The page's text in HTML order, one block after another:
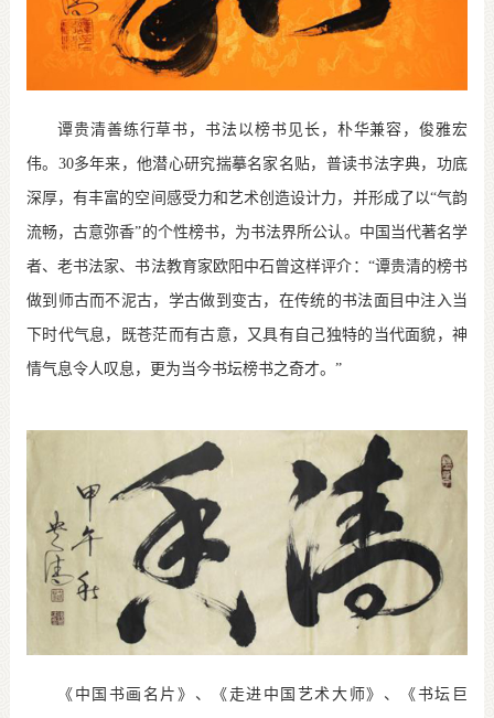
谭贵清善练行草书，书法以榜书见长，朴华兼容，俊雅宏
伟。 30多年来，他潜心研究揣摹名家名贴，普读书法字典，功底
深厚，有丰富的空间感受力和艺术创造设计力，并形成了以“气韵
流畅，古意弥香”的个性榜书，为书法界所公认。中国当代著名学
者、老书法家、书法教育家欧阳中石曾这样评介：“谭贵清的榜书
做到师古而不泥古，学古做到变古，在传统的书法面目中注入当
下时代气息，既苍茫而有古意，又具有自己独特的当代面貌，神
情气息令人叹息，更为当今书坛榜书之奇才。”
《中国书画名片》、《走进中国艺术大师》、《书坛巨